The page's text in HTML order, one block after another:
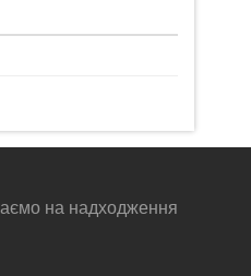
на надходження